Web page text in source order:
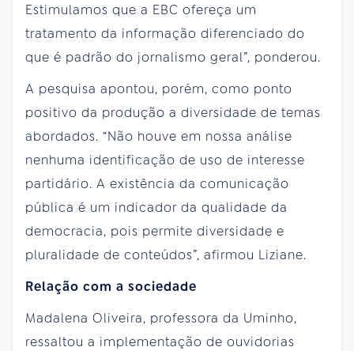
Estimulamos que a EBC ofereça um
tratamento da informação diferenciado do
que é padrão do jornalismo geral”, ponderou.
A pesquisa apontou, porém, como ponto
positivo da produção a diversidade de temas
abordados. “Não houve em nossa análise
nenhuma identificação de uso de interesse
partidário. A existência da comunicação
pública é um indicador da qualidade da
democracia, pois permite diversidade e
pluralidade de conteúdos”, afirmou Liziane.
Relação com a sociedade
Madalena Oliveira, professora da Uminho,
ressaltou a implementação de ouvidorias